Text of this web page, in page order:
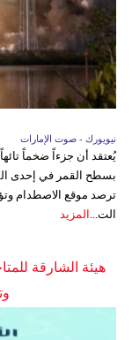
نيويورك - صوت الإمارات
بسطح القمر في إحدى
ترصد موقع الاصطدام
الت...
المزيد
هيئة الشارقة